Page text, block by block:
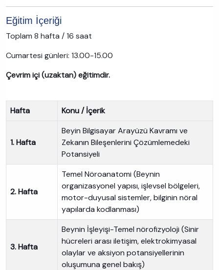
Eğitim İçeriği
Toplam 8 hafta / 16 saat
Cumartesi günleri: 13.00-15.00
Çevrim içi (uzaktan) eğitimdir.
Hafta Konu / İçerik
1. Hafta
Beyin Bilgisayar Arayüzü Kavramı ve
Zekanın Bileşenlerini Çözümlemedeki
Potansiyeli
2. Hafta
Temel Nöroanatomi (Beynin
organizasyonel yapısı, işlevsel bölgeleri,
motor-duyusal sistemler, bilginin nöral
yapılarda kodlanması)
3. Hafta
Beynin İşleyişi-Temel nörofizyoloji (Sinir
hücreleri arası iletişim, elektrokimyasal
olaylar ve aksiyon potansiyellerinin
oluşumuna genel bakış)